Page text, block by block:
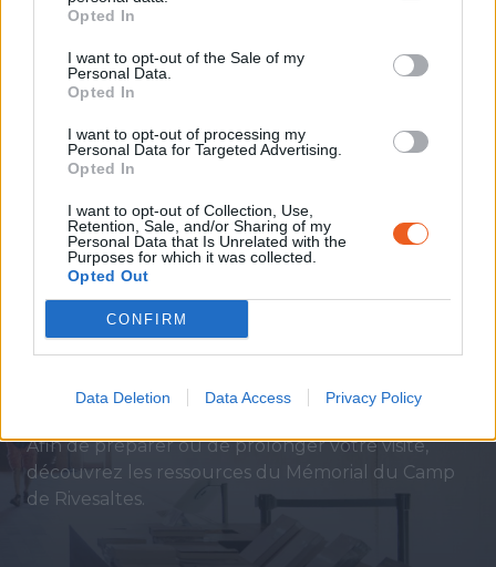
Opted In
I want to opt-out of the Sale of my
Personal Data.
Opted In
I want to opt-out of processing my
Personal Data for Targeted Advertising.
Opted In
I want to opt-out of Collection, Use,
Retention, Sale, and/or Sharing of my
Personal Data that Is Unrelated with the
Purposes for which it was collected.
Opted Out
CONFIRM
Data Deletion Data Access Privacy Policy
Restez informé et recevez tous les mois la
Mémorial.
S'INSCRIRE
Ressources
permanente, conférences, lectures, ressources
Afin de préparer ou de prolonger votre visite,
découvrez les ressources du Mémorial du Camp
de Rivesaltes.